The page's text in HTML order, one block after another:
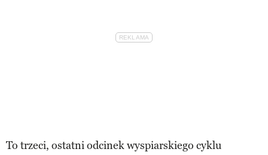
To trzeci, ostatni odcinek wyspiarskiego cyklu